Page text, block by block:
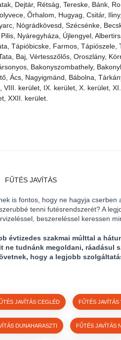
Dejtár, Rétság, Tereske, Bánk,
Őrhalom, Hugyag, Csitár,
Nógrádkövesd, Szécsénke,
Nyáregyháza, Újlengyel,
Tápióbicske, Farmos, Tápiószele,
Baj, Vértesszőlős, Oroszlány,
Bakonyszombathely,
Ács, Nagyigmánd, Bábolna,
kerület, IX. kerület, X. kerület,
XXII. kerület.
FŰTÉS JAVÍTÁS
is fontos, hogy ne hagyja
tenni futésrendszerét? A
beszereléssel keressen
évtizedes szakmai múlttal a
ne tudnánk megoldani, ráadásul
hogy a legjobb
JAVÍTÁS CEGLÉD FŰTÉS JAVÍTÁS
DUNAHARASZTI FŰTÉS JAVÍTÁS